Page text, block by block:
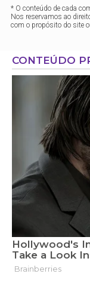
* O conteúdo de cada
Nos reservamos ao
com o propósito do site